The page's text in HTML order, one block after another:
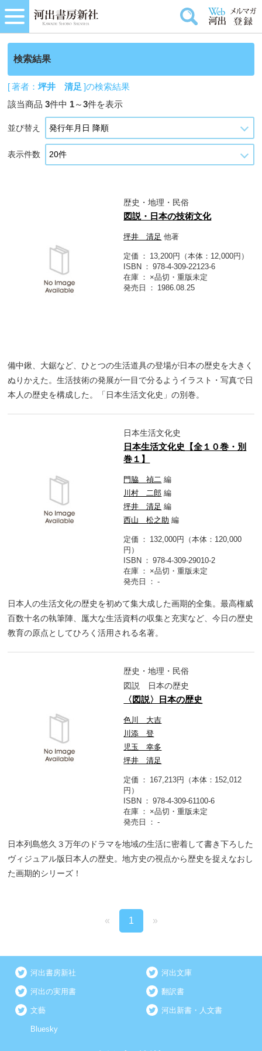
検索結果
[ 著者：坪井 清足 ]の検索結果
該当商品3件中 1～3件を表示
並び替え
表示件数
歴史・地理・民俗
図説・日本の技術文化
坪井 清足 他著
定価
13,200円（本体：12,000円）
ISBN
978-4-309-22123-6
在庫
×品切・重版未定
発売日
1986.08.25
備中鍬、大鋸など、ひとつの生活道具の登場が日本の歴史を大きく
ぬりかえた。生活技術の発展が一目で分るようイラスト・写真で日
本人の歴史を構成した。「日本生活文化史」の別巻。
日本生活文化史
日本生活文化史【全１０巻・別
巻１】
門脇 禎二 編
川村 二郎 編
坪井 清足 編
西山 松之助 編
定価
132,000円（本体：120,000
円）
ISBN
978-4-309-29010-2
在庫
×品切・重版未定
発売日
-
日本人の生活文化の歴史を初めて集大成した画期的全集。最高権威
百数十名の執筆陣、厖大な生活資料の収集と充実など、今日の歴史
教育の原点としてひろく活用される名著。
歴史・地理・民俗
図説 日本の歴史
〈図説〉日本の歴史
色川 大吉
川添 登
児玉 幸多
坪井 清足
定価
167,213円（本体：152,012
円）
ISBN
978-4-309-61100-6
在庫
×品切・重版未定
発売日
-
日本列島悠久３万年のドラマを地域の生活に密着して書き下ろした
ヴィジュアル版日本人の歴史。地方史の視点から歴史を捉えなおし
た画期的シリーズ！
« 1 »
河出書房新社 河出文庫
河出の実用書 翻訳書
文藝 河出新書・人文書
Bluesky